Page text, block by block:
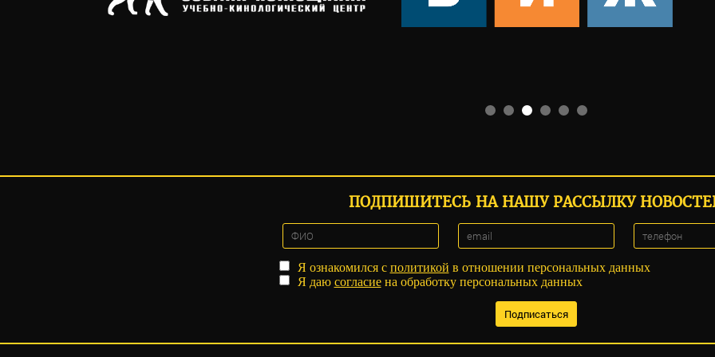
ПОДПИШИТЕСЬ НА НАШУ РАССЫЛКУ
Я ознакомился с политикой в отношении персональных данных
Я даю согласиена обработку персональных данных